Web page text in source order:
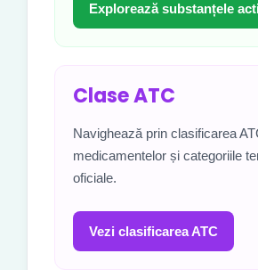
Explorează substanțele
Clase ATC
Navighează prin clasificarea
medicamentelor și categoriile
oficiale.
Vezi clasificarea ATC